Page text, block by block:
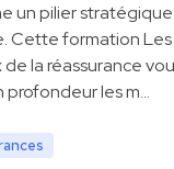
un pilier stratégique
Cette formation Les
la réassurance
profondeur les m…